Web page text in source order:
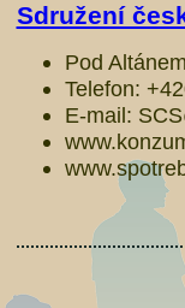
Sdružení
Pod
Telefon:
E-mail: